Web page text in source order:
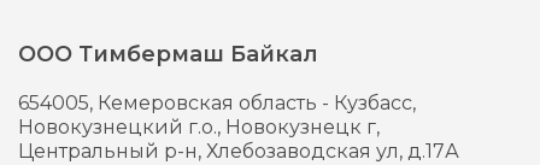
ООО Тимбермаш Байкал
654005, Кемеровская область - Кузбасс,
Новокузнецкий г.о., Новокузнецк г,
Центральный р-н, Хлебозаводская ул, д.17А